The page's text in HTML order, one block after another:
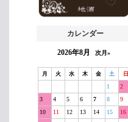
カレンダー
2026年8月 次月»
月 火 水 木 金 土 日
1
2
3
4 5 6 7 8
9
10
11 12 13 14 15
16